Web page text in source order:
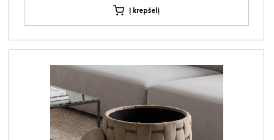
Į krepšelį